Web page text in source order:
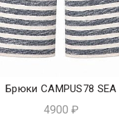
ЭКСПРЕСС-ПОКУПКА
Брюки CAMPUS78 SEA
4900 ₽